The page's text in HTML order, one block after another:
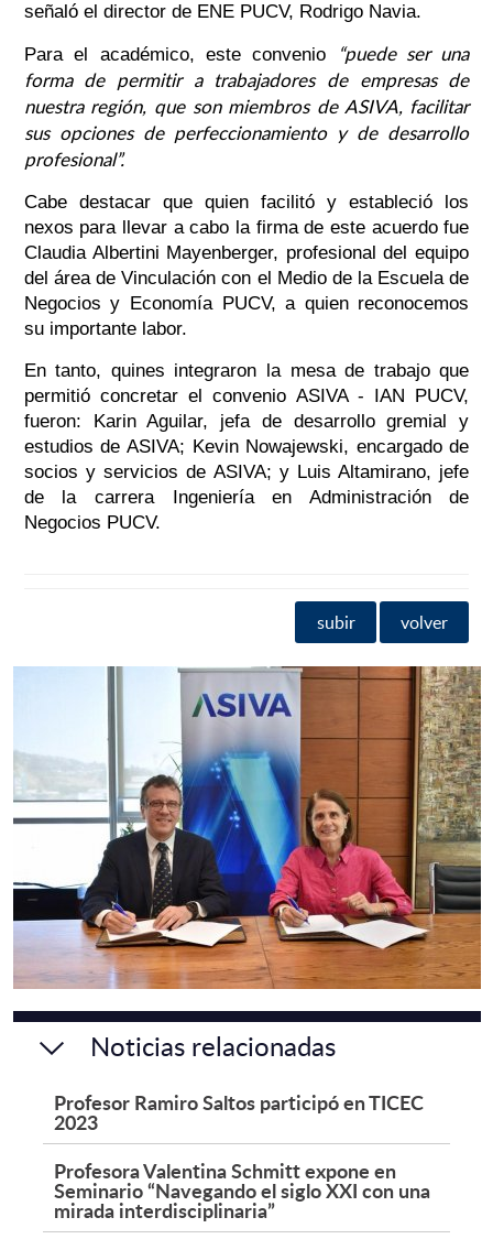
señaló el director de ENE PUCV, Rodrigo Navia.
Para el académico, este convenio
“puede ser una
forma de permitir a trabajadores de empresas de
nuestra región, que son miembros de ASIVA, facilitar
sus opciones de perfeccionamiento y de desarrollo
profesional”.
Cabe destacar que quien facilitó y estableció los
nexos para llevar a cabo la firma de este acuerdo fue
Claudia Albertini Mayenberger, profesional del equipo
del área de Vinculación con el Medio de la Escuela de
Negocios y Economía PUCV, a quien reconocemos
su importante labor.
En tanto, quines integraron la mesa de trabajo que
permitió concretar el convenio ASIVA - IAN PUCV,
fueron: Karin Aguilar, jefa de desarrollo gremial y
estudios de ASIVA; Kevin Nowajewski, encargado de
socios y servicios de ASIVA; y Luis Altamirano, jefe
de la carrera Ingeniería en Administración de
Negocios PUCV.
subir volver
Noticias relacionadas
Profesor Ramiro Saltos participó en TICEC
2023
Profesora Valentina Schmitt expone en
Seminario “Navegando el siglo XXI con una
mirada interdisciplinaria”